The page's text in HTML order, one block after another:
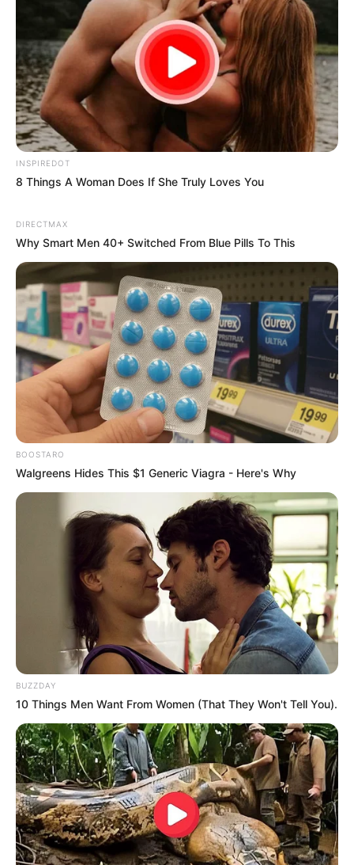
INSPIREDOT
8 Things A Woman Does If She Truly Loves You
DIRECTMAX
Why Smart Men 40+ Switched From Blue Pills To This
BOOSTARO
Walgreens Hides This $1 Generic Viagra - Here's Why
BUZZDAY
10 Things Men Want From Women (That They Won't Tell You).